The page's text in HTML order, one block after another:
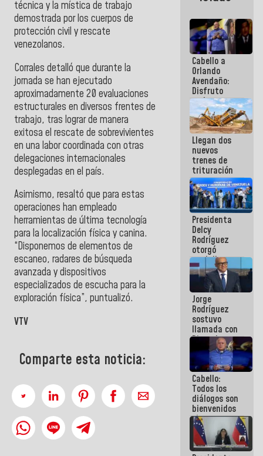
técnica y la mística de trabajo
demostrada por los cuerpos de
protección civil y rescate
venezolanos.
Corrales detalló que durante la
jornada se han ejecutado
aproximadamente 20 evaluaciones
estructurales en diversos frentes de
trabajo, tras lograr de manera
exitosa el rescate de sobrevivientes
en una labor coordinada con otras
delegaciones internacionales
desplegadas en el país.
Asimismo, resaltó que para estas
operaciones han empleado
herramientas de última tecnología
para la localización física y canina.
“Disponemos de elementos de
escaneo, radares de búsqueda
avanzada y dispositivos
especializados de escucha para la
exploración física”, puntualizó.
VTV
Comparte esta noticia:
Cabello a
Orlando
Avendaño:
Disfruto
cada vez
que escribes
porque lo
que haces
es
embarrarla
Llegan dos
nuevos
trenes de
trituración
para
optimizar
manejo de
escombros
en La Guaira
Presidenta
Delcy
Rodríguez
otorgó
medalla
"Héroe de
Venezuela"
a servidores
públicos
Jorge
Rodríguez
sostuvo
llamada con
Dinorah
Figuera y
acuerdan
primer
encuentro
presencial
para el
diálogo
Cabello:
Todos los
diálogos son
bienvenidos
siempre que
estén en el
marco de la
Constitución